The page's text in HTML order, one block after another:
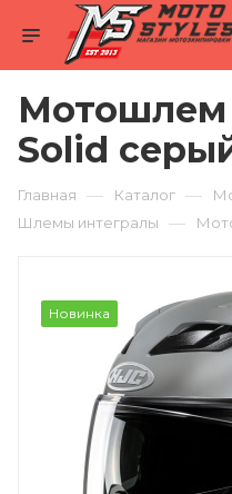
Мотошлем
Solid
Главная — Каталог —
Шлемы интегралы —
Новинка